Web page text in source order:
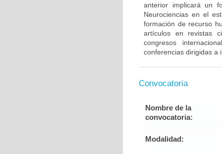
anterior implicará un
Neurociencias en el
formación de recurso
artículos en revistas
congresos
conferencias dirigidas a
Convocatoria
Nombre de la
convocatoria:
Modalidad: